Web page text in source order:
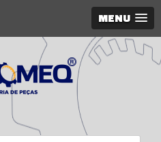
MENU